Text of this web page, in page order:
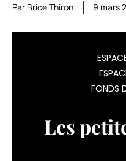
Par Brice Thiron 9 mars
sélection
FONDS
Les